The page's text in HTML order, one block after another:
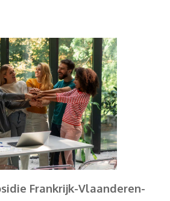
Frankrijk-Vlaanderen-